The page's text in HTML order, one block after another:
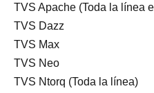
TVS Apache (Toda la línea
TVS Dazz
TVS Max
TVS Neo
TVS Ntorq (Toda la línea)